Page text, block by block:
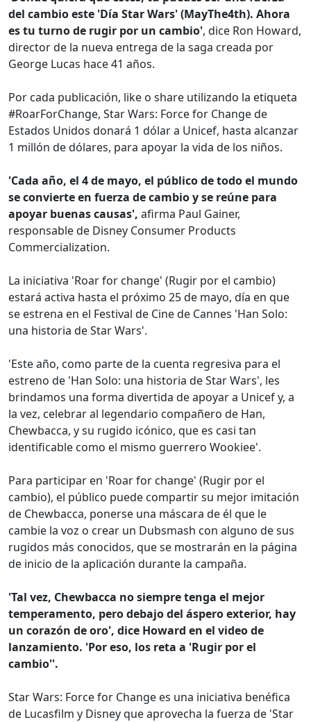
del cambio este 'Día Star Wars' (MayThe4th). Ahora
es tu turno de rugir por un cambio', dice Ron Howard,
director de la nueva entrega de la saga creada por
George Lucas hace 41 años.
Por cada publicación, like o share utilizando la etiqueta
#RoarForChange, Star Wars: Force for Change de
Estados Unidos donará 1 dólar a Unicef, hasta alcanzar
1 millón de dólares, para apoyar la vida de los niños.
'Cada año, el 4 de mayo, el público de todo el mundo
se convierte en fuerza de cambio y se reúne para
apoyar buenas causas', afirma Paul Gainer,
responsable de Disney Consumer Products
Commercialization.
La iniciativa 'Roar for change' (Rugir por el cambio)
estará activa hasta el próximo 25 de mayo, día en que
se estrena en el Festival de Cine de Cannes 'Han Solo:
una historia de Star Wars'.
'Este año, como parte de la cuenta regresiva para el
estreno de 'Han Solo: una historia de Star Wars', les
brindamos una forma divertida de apoyar a Unicef y, a
la vez, celebrar al legendario compañero de Han,
Chewbacca, y su rugido icónico, que es casi tan
identificable como el mismo guerrero Wookiee'.
Para participar en 'Roar for change' (Rugir por el
cambio), el público puede compartir su mejor imitación
de Chewbacca, ponerse una máscara de él que le
cambie la voz o crear un Dubsmash con alguno de sus
rugidos más conocidos, que se mostrarán en la página
de inicio de la aplicación durante la campaña.
'Tal vez, Chewbacca no siempre tenga el mejor
temperamento, pero debajo del áspero exterior, hay
un corazón de oro', dice Howard en el video de
lanzamiento. 'Por eso, los reta a 'Rugir por el
cambio''.
Star Wars: Force for Change es una iniciativa benéfica
de Lucasfilm y Disney que aprovecha la fuerza de 'Star